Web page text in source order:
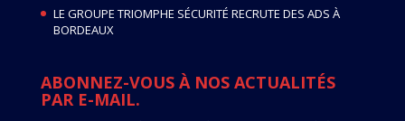
LE GROUPE TRIOMPHE SÉCURITÉ RECRUTE DES ADS À
BORDEAUX
ABONNEZ-VOUS À NOS ACTUALITÉS
PAR E-MAIL.